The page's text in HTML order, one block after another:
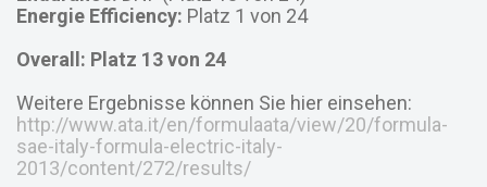
Energie Efficiency: Platz 1 von 24
Overall: Platz 13 von 24
Weitere Ergebnisse können Sie hier einsehen:
http://www.ata.it/en/formulaata/view/20/formula-
sae-italy-formula-electric-italy-
2013/content/272/results/